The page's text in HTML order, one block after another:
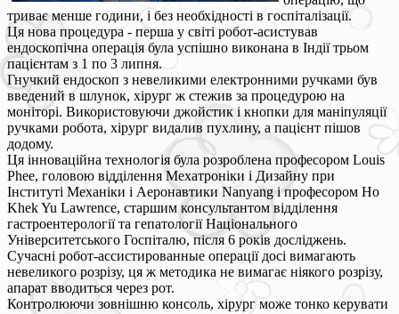
триває менше години, і без необхідності в госпіталізації.
Ця нова процедура - перша у світі робот-асистував
ендоскопічна операція була успішно виконана в Індії трьом
пацієнтам з 1 по 3 липня.
Гнучкий ендоскоп з невеликими електронними ручками був
введений в шлунок, хірург ж стежив за процедурою на
моніторі. Використовуючи джойстик і кнопки для маніпуляції
ручками робота, хірург видалив пухлину, а пацієнт пішов
додому.
Ця інноваційна технологія була розроблена професором Louis
Phee, головою відділення Мехатроніки і Дизайну при
Інституті Механіки і Аеронавтики Nanyang і професором Ho
Khek Yu Lawrence, старшим консультантом відділення
гастроентерології та гепатології Національного
Університетського Госпіталю, після 6 років досліджень.
Сучасні робот-ассистированные операції досі вимагають
невеликого розрізу, ця ж методика не вимагає ніякого розрізу,
апарат вводиться через рот.
Контролюючи зовнішню консоль, хірург може тонко керувати